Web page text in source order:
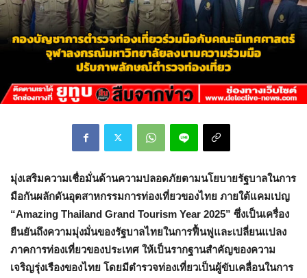
มุ่งเสริมความเชื่อมั่นด้านความปลอดภัยตามนโยบายรัฐบาลในการ
มือกันผลักดันอุตสาหกรรมการท่องเที่ยวของไทย ภายใต้แคมเปญ
“Amazing Thailand Grand Tourism Year 2025” ซึ่งเป็นเครื่อง
ยืนยันถึงความมุ่งมั่นของรัฐบาลไทยในการฟื้นฟูและเปลี่ยนแปลง
ภาคการท่องเที่ยวของประเทศ ให้เป็นรากฐานสำคัญของความ
เจริญรุ่งเรืองของไทย โดยมีตำรวจท่องเที่ยวเป็นผู้ขับเคลื่อนในการ